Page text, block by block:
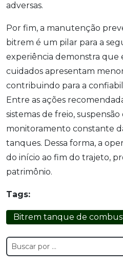
adversas.
Por fim, a manutenção
bitrem é um pilar para a
experiência demonstra que
cuidados apresentam
contribuindo para a
Entre as ações
sistemas de freio,
monitoramento constante
tanques. Dessa forma, a
do início ao fim do trajeto,
patrimônio.
Tags:
Bitrem tanque de